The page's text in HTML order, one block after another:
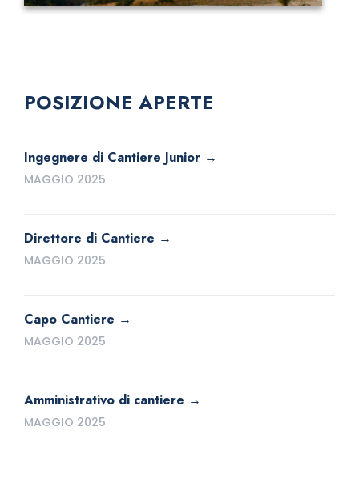
POSIZIONE APERTE
Ingegnere di Cantiere Junior
MAGGIO 2025
Direttore di Cantiere
MAGGIO 2025
Capo Cantiere
MAGGIO 2025
Amministrativo di cantiere
MAGGIO 2025